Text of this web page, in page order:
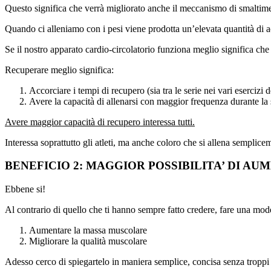
Questo significa che verrà migliorato anche il meccanismo di
Quando ci alleniamo con i pesi viene prodotta un’elevata quantità di
Se il nostro apparato cardio-circolatorio funziona meglio significa
Recuperare meglio significa:
Accorciare i tempi di recupero (sia tra le serie nei vari esercizi
Avere la capacità di allenarsi con maggior frequenza durante
Avere maggior capacità di recupero interessa tutti.
Interessa soprattutto gli atleti, ma anche coloro che si allena
BENEFICIO 2: MAGGIOR POSSIBILITA’ DI
Ebbene si!
Al contrario di quello che ti hanno sempre fatto credere, fare una
Aumentare la massa muscolare
Migliorare la qualità muscolare
Adesso cerco di spiegartelo in maniera semplice, concisa senza